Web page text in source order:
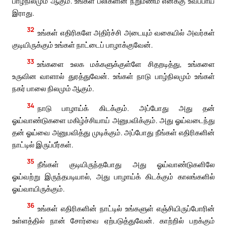
இராது.
32 உங்கள் எதிரிகளே அதிர்ச்சி அடையும் வகையில் அவர்கள்
குடியிருக்கும் உங்கள் நாட்டைப் பாழாக்குவேன்.
33 உங்களை உலக மக்களுக்குள்ளே சிதறடித்து, உங்களை
உருவின வாளால் துரத்துவேன். உங்கள் நாடு பாழ்நிலமும் உங்கள்
நகர் பாலை நிலமும் ஆகும்.
34 நாடு பாழாய்க் கிடக்கும். அப்போது அது தன்
ஓய்வாண்டுகளை மகிழ்ச்சியாய் அனுபவிக்கும். அது ஓய்வடைந்து
தன் ஓய்வை அனுபவித்து முடிக்கும். அப்போது நீங்கள் எதிரிகளின்
நாட்டில் இருப்பீர்கள்.
35 நீங்கள் குடியிருந்தபோது அது ஓய்வாண்டுகளிலே
ஓய்வற்று இருந்தபடியால், அது பாழாய்க் கிடக்கும் காலங்களில்
ஓய்வாயிருக்கும்.
36 உங்கள் எதிரிகளின் நாட்டில் உங்களுள் எஞ்சியிருப்போரின்
உள்ளத்தில் நான் சோர்வை ஏற்படுத்துவேன். காற்றில் பறக்கும்